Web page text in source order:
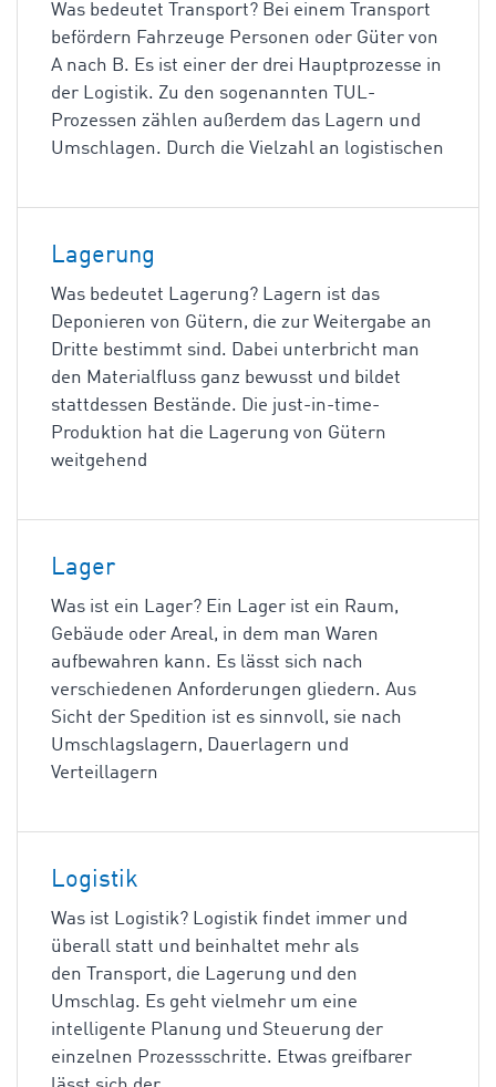
Was bedeutet Transport? Bei einem Transport
befördern Fahrzeuge Personen oder Güter von
A nach B. Es ist einer der drei Hauptprozesse in
der Logistik. Zu den sogenannten TUL-
Prozessen zählen außerdem das Lagern und
Umschlagen. Durch die Vielzahl an logistischen
Lagerung
Was bedeutet Lagerung? Lagern ist das
Deponieren von Gütern, die zur Weitergabe an
Dritte bestimmt sind. Dabei unterbricht man
den Materialfluss ganz bewusst und bildet
stattdessen Bestände. Die just-in-time-
Produktion hat die Lagerung von Gütern
weitgehend
Lager
Was ist ein Lager? Ein Lager ist ein Raum,
Gebäude oder Areal, in dem man Waren
aufbewahren kann. Es lässt sich nach
verschiedenen Anforderungen gliedern. Aus
Sicht der Spedition ist es sinnvoll, sie nach
Umschlagslagern, Dauerlagern und
Verteillagern
Logistik
Was ist Logistik? Logistik findet immer und
überall statt und beinhaltet mehr als
den Transport, die Lagerung und den
Umschlag. Es geht vielmehr um eine
intelligente Planung und Steuerung der
einzelnen Prozessschritte. Etwas greifbarer